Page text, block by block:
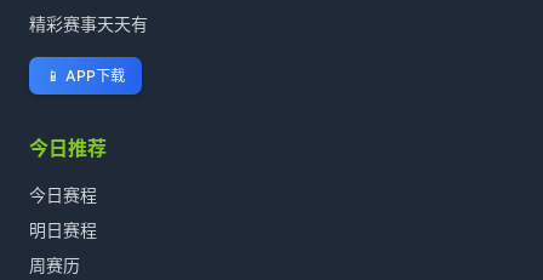
精彩赛事天天有
📱 APP下载
今日推荐
今日赛程
明日赛程
周赛历